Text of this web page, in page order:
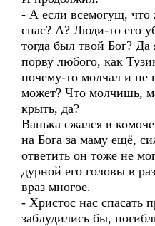
- А если всемогущ, что
спас? А? Люди-то его
тогда был твой Бог? Да
порву любого, как
почему-то молчал и не
может? Что молчишь,
крыть, да?
Ванька сжался в
на Бога за маму ещё,
ответить он тоже не
дурной его головы в
враз многое.
- Христос нас спасать
заблудились бы,